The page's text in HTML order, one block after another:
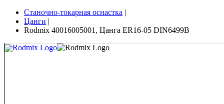
Станочно-токарная оснастка |
Цанги |
Rodmix 40016005001, Цанга ER16-05 DIN6499В
Rodmix Logo